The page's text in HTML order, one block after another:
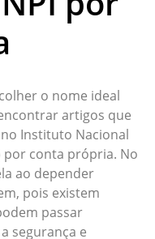
o nome ideal
artigos que
Instituto Nacional
por conta própria. No
ao depender
pois existem
passar
segurança e